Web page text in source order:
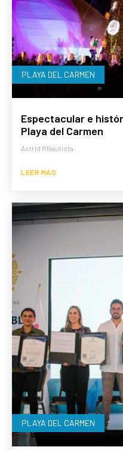
PLAYA DEL CARMEN
Espectacular e
Playa del Carmen
Astrid RBautista
LEER MÁS
PLAYA DEL CARMEN